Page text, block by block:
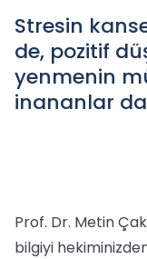
Stresin
de, pozitif
yenmenin
inananlar da
Prof. Dr. Metin
bilgiyi